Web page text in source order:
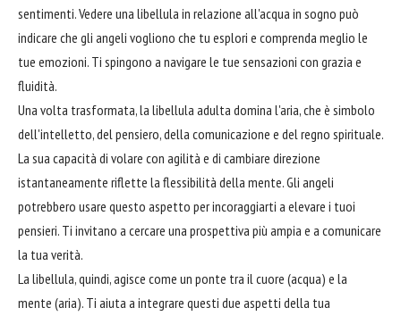
sentimenti. Vedere una libellula in relazione all'acqua in sogno può
indicare che gli angeli vogliono che tu esplori e comprenda meglio le
tue emozioni. Ti spingono a navigare le tue sensazioni con grazia e
fluidità.
Una volta trasformata, la libellula adulta domina l'aria, che è simbolo
dell'intelletto, del pensiero, della comunicazione e del regno spirituale.
La sua capacità di volare con agilità e di cambiare direzione
istantaneamente riflette la flessibilità della mente. Gli angeli
potrebbero usare questo aspetto per incoraggiarti a elevare i tuoi
pensieri. Ti invitano a cercare una prospettiva più ampia e a comunicare
la tua verità.
La libellula, quindi, agisce come un ponte tra il cuore (acqua) e la
mente (aria). Ti aiuta a integrare questi due aspetti della tua